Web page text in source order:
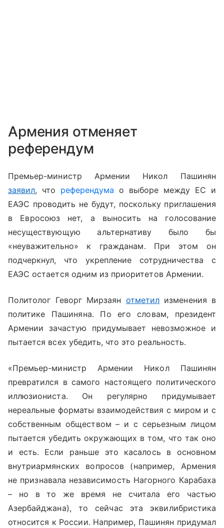
Армения отменяет
референдум
Премьер-министр Армении Никол Пашинян
заявил, что референдума о выборе между ЕС и
ЕАЭС проводить не будут, поскольку приглашения
в Евросоюз нет, а выносить на голосование
несуществующую альтернативу было бы
«неуважительно» к гражданам. При этом он
подчеркнул, что укрепление сотрудничества с
ЕАЭС остается одним из приоритетов Армении.
Политолог Геворг Мирзаян отметил изменения в
политике Пашиняна. По его словам, президент
Армении зачастую придумывает невозможное и
пытается всех убедить, что это реальность.
«Премьер-министр Армении Никол Пашинян
превратился в самого настоящего политического
иллюзиониста. Он регулярно придумывает
нереальные форматы взаимодействия с миром и с
собственным обществом – и с серьезным лицом
пытается убедить окружающих в том, что так оно
и есть. Если раньше это касалось в основном
внутриармянских вопросов (например, Армения
не признавала независимость Нагорного Карабаха
– но в то же время не считала его частью
Азербайджана), то сейчас эта эквилибристика
относится к России. Например, Пашинян придумал